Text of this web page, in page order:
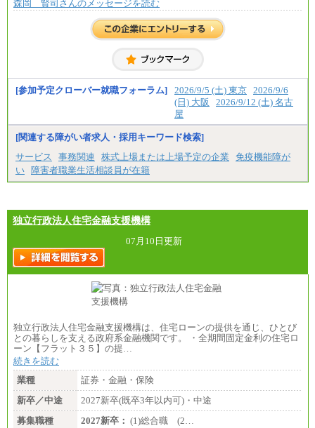
森岡 賢司さんのメッセージを読む
[参加予定クローバー就職フォーラム] 2026/9/5 (土) 東京 2026/9/6
(日) 大阪
2026/9/12 (土) 名古
屋
[関連する障がい者求人・採用キーワード検索]
サービス
事務関連 株式上場または上場予定の企業
免疫機能障が
い 障害者職業生活相談員が在籍
独立行政法人住宅金融支援機構
07月10日更新
独立行政法人住宅金融支援機構は、住宅ローンの提供を通じ、ひとび
との暮らしを支える政府系金融機関です。 ・全期間固定金利の住宅ロ
ーン【フラット３５】の提…
続きを読む
業種
証券・金融・保険
新卒／中途
2027新卒(既卒3年以内可)・中途
募集職種
2027新卒： (1)総合職 (2…